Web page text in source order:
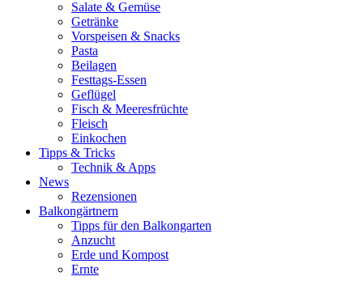
Salate & Gemüse
Getränke
Vorspeisen & Snacks
Pasta
Beilagen
Festtags-Essen
Geflügel
Fisch & Meeresfrüchte
Fleisch
Einkochen
Tipps & Tricks
Technik & Apps
News
Rezensionen
Balkongärtnern
Tipps für den Balkongarten
Anzucht
Erde und Kompost
Ernte